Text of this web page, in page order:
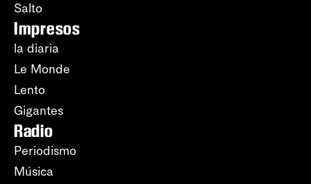
Salto
Impresos
la diaria
Le Monde
Lento
Gigantes
Radio
Periodismo
Música